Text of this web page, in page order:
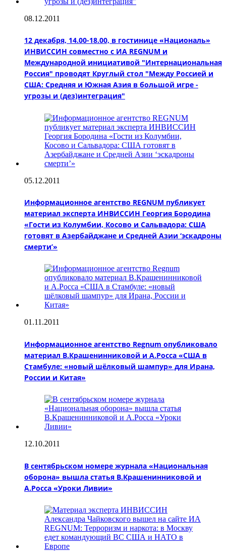
08.12.2011
12 декабря, 14.00-18.00, в гостинице «Националь»
ИНВИССИН совместно с ИА REGNUM и
Международной инициативой "Интернациональная
Россия" проводят Круглый стол "Между Россией и
США: Средняя и Южная Азия в большой игре -
угрозы и (дез)интеграция"
05.12.2011
Информационное агентство REGNUM публикует
материал эксперта ИНВИССИН Георгия Бородина
«Гости из Колумбии, Косово и Сальвадора: США
готовят в Азербайджане и Средней Азии ‘эскадроны
смерти’»
01.11.2011
Информационное агентство Regnum опубликовало
материал В.Крашенинниковой и А.Росса «США в
Стамбуле: «новый шёлковый шампур» для Ирана,
России и Китая»
12.10.2011
В сентябрьском номере журнала «Национальная
оборона» вышла статья В.Крашенинниковой и
А.Росса «Уроки Ливии»